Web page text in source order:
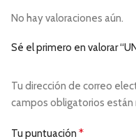
No hay valoraciones aún.
Sé el primero en valorar
Tu dirección de correo
campos obligatorios están
Tu puntuación *